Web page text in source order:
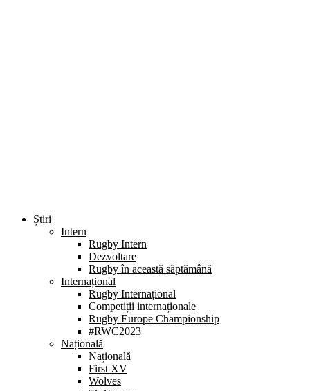
Știri
Intern
Rugby Intern
Dezvoltare
Rugby în această săptămână
Internațional
Rugby Internațional
Competiții internaționale
Rugby Europe Championship
#RWC2023
Națională
Națională
First XV
Wolves